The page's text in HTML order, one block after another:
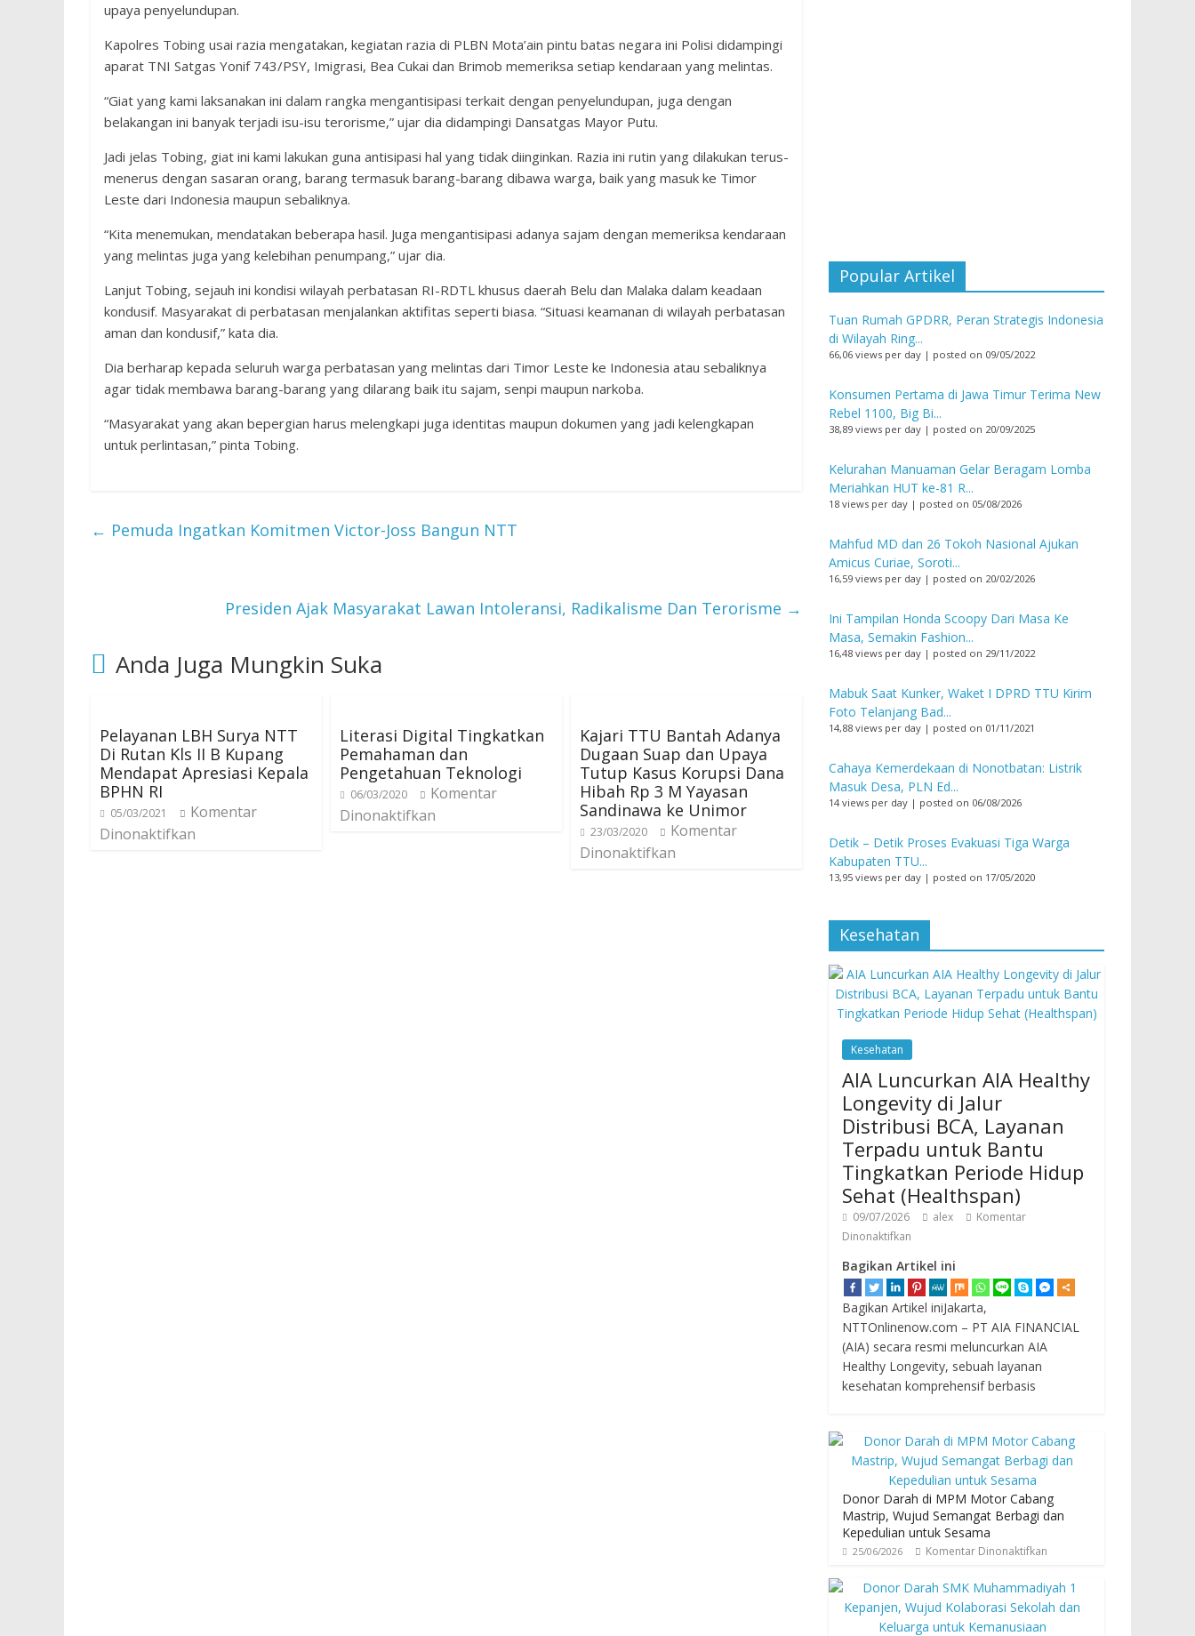
upaya penyelundupan.
Kapolres Tobing usai razia mengatakan, kegiatan razia di PLBN Mota’ain pintu batas negara ini Polisi didampingi
aparat TNI Satgas Yonif 743/PSY, Imigrasi, Bea Cukai dan Brimob memeriksa setiap kendaraan yang melintas.
“Giat yang kami laksanakan ini dalam rangka mengantisipasi terkait dengan penyelundupan, juga dengan
belakangan ini banyak terjadi isu-isu terorisme,” ujar dia didampingi Dansatgas Mayor Putu.
Jadi jelas Tobing, giat ini kami lakukan guna antisipasi hal yang tidak diinginkan. Razia ini rutin yang dilakukan terus-
menerus dengan sasaran orang, barang termasuk barang-barang dibawa warga, baik yang masuk ke Timor
Leste dari Indonesia maupun sebaliknya.
“Kita menemukan, mendatakan beberapa hasil. Juga mengantisipasi adanya sajam dengan memeriksa kendaraan
yang melintas juga yang kelebihan penumpang,” ujar dia.
Lanjut Tobing, sejauh ini kondisi wilayah perbatasan RI-RDTL khusus daerah Belu dan Malaka dalam keadaan
kondusif. Masyarakat di perbatasan menjalankan aktifitas seperti biasa. “Situasi keamanan di wilayah perbatasan
aman dan kondusif,” kata dia.
Dia berharap kepada seluruh warga perbatasan yang melintas dari Timor Leste ke Indonesia atau sebaliknya
agar tidak membawa barang-barang yang dilarang baik itu sajam, senpi maupun narkoba.
“Masyarakat yang akan bepergian harus melengkapi juga identitas maupun dokumen yang jadi kelengkapan
untuk perlintasan,” pinta Tobing.
← Pemuda Ingatkan Komitmen Victor-Joss Bangun NTT
Presiden Ajak Masyarakat Lawan Intoleransi, Radikalisme Dan Terorisme →
Anda Juga Mungkin Suka
Pelayanan LBH Surya NTT
Di Rutan Kls II B Kupang
Mendapat Apresiasi Kepala
BPHN RI
05/03/2021
Komentar
Dinonaktifkan
Literasi Digital Tingkatkan
Pemahaman dan
Pengetahuan Teknologi
06/03/2020
Komentar
Dinonaktifkan
Kajari TTU Bantah Adanya
Dugaan Suap dan Upaya
Tutup Kasus Korupsi Dana
Hibah Rp 3 M Yayasan
Sandinawa ke Unimor
23/03/2020
Komentar
Dinonaktifkan
Popular Artikel
Tuan Rumah GPDRR, Peran Strategis Indonesia
di Wilayah Ring...
66,06 views per day | posted on 09/05/2022
Konsumen Pertama di Jawa Timur Terima New
Rebel 1100, Big Bi...
38,89 views per day | posted on 20/09/2025
Kelurahan Manuaman Gelar Beragam Lomba
Meriahkan HUT ke-81 R...
18 views per day | posted on 05/08/2026
Mahfud MD dan 26 Tokoh Nasional Ajukan
Amicus Curiae, Soroti...
16,59 views per day | posted on 20/02/2026
Ini Tampilan Honda Scoopy Dari Masa Ke
Masa, Semakin Fashion...
16,48 views per day | posted on 29/11/2022
Mabuk Saat Kunker, Waket I DPRD TTU Kirim
Foto Telanjang Bad...
14,88 views per day | posted on 01/11/2021
Cahaya Kemerdekaan di Nonotbatan: Listrik
Masuk Desa, PLN Ed...
14 views per day | posted on 06/08/2026
Detik – Detik Proses Evakuasi Tiga Warga
Kabupaten TTU...
13,95 views per day | posted on 17/05/2020
Kesehatan
Kesehatan
AIA Luncurkan AIA Healthy
Longevity di Jalur
Distribusi BCA, Layanan
Terpadu untuk Bantu
Tingkatkan Periode Hidup
Sehat (Healthspan)
09/07/2026 alex
Komentar
Dinonaktifkan
Bagikan Artikel ini
Bagikan Artikel iniJakarta,
NTTOnlinenow.com – PT AIA FINANCIAL
(AIA) secara resmi meluncurkan AIA
Healthy Longevity, sebuah layanan
kesehatan komprehensif berbasis
Donor Darah di MPM Motor Cabang
Mastrip, Wujud Semangat Berbagi dan
Kepedulian untuk Sesama
25/06/2026 Komentar Dinonaktifkan